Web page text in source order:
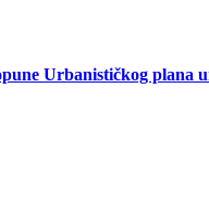
Urbanističkog plana